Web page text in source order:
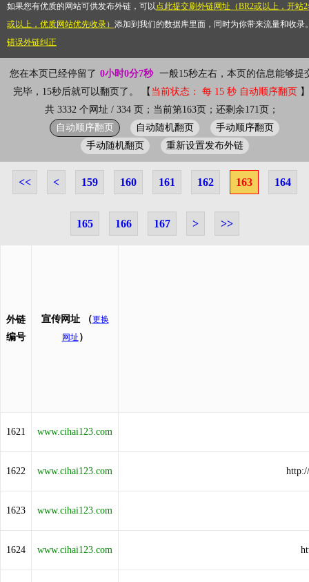
如果您有优质的网站可供发布外链，可以点此提交刷外链网址（BR2或以上，开站
或以上，优质网站优先收录） 添加到我们的数据库里面，同时为你带来流量和收录
错误外链纠正
您在本页已经停留了 0小时0分8秒
一般15秒左右，本页的信息能够提
完毕，15秒后就可以翻页了。 【 当前状态： 每 15 秒 自动顺序翻页 】
共 3332 个网址 / 334 页；当前第163页；还剩余171页；
自动顺序翻页 自动随机翻页
手动顺序翻页
手动随机翻页
重新设置发布外链
<< < 159 160 161 162 163 164
165 166 167 > >>
外链
编号
宣传网址 （更换
网址 ）
1621 www.cihai123.com
1622 www.cihai123.com
1623 www.cihai123.com
1624 www.cihai123.com